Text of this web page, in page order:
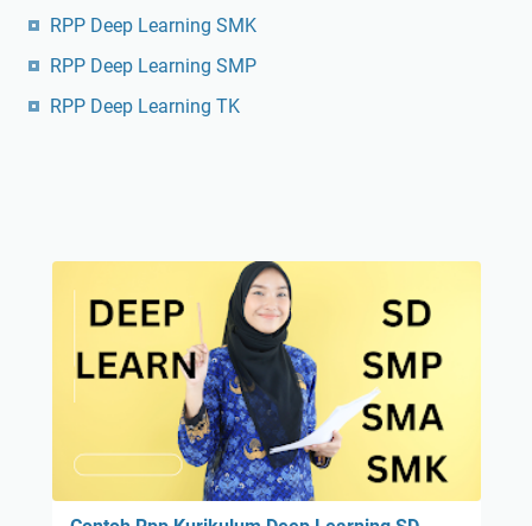
RPP Deep Learning SMK
RPP Deep Learning SMP
RPP Deep Learning TK